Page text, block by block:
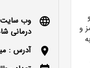
و
language
وب سایت
درمانی
location_on
آدرس :